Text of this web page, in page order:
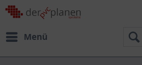
Menü